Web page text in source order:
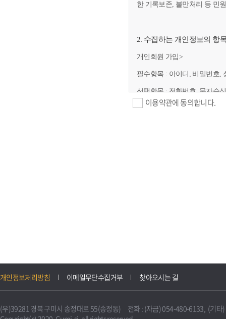
한 기록보존, 불만처리 등 민
2. 수집하는 개인정보의 항
개인회원 가입>
필수항목 : 아이디, 비밀번호,
선택항목 : 전화번호, 문자수
니다.
불필요하게 되었을 때에는
이용약관에 동의합니다.
개인정보처리방침 이메일무단수집거부 찾아오시는 길
(우)39281 경북 구미시 송정대로 55(송정동) 전화 : (자금) 054-480-6133, (기타